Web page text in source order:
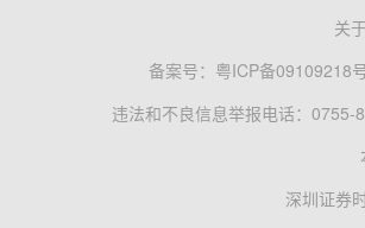
关
备案号： 粤ICP备09109218
违法和不良信息举报电话：0755-
深圳证券